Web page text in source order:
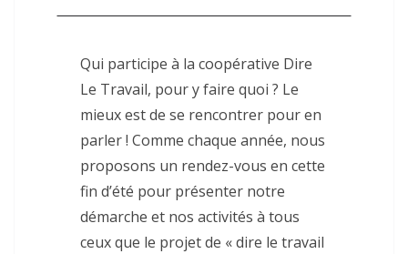
Qui participe à la coopérative Dire
Le Travail, pour y faire quoi ? Le
mieux est de se rencontrer pour en
parler ! Comme chaque année, nous
proposons un rendez-vous en cette
fin d’été pour présenter notre
démarche et nos activités à tous
ceux que le projet de « dire le travail